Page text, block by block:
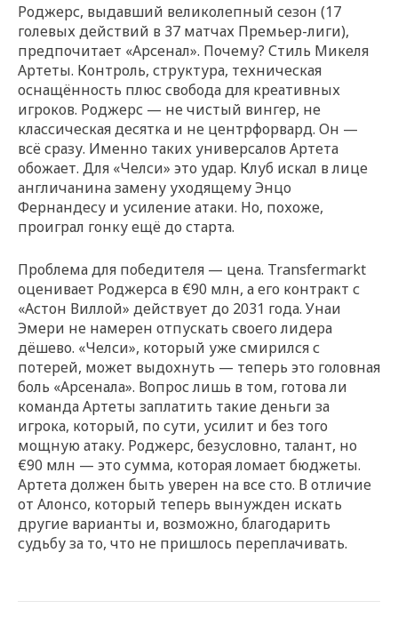
Роджерс, выдавший великолепный сезон (17
голевых действий в 37 матчах Премьер-лиги),
предпочитает «Арсенал». Почему? Стиль Микеля
Артеты. Контроль, структура, техническая
оснащённость плюс свобода для креативных
игроков. Роджерс — не чистый вингер, не
классическая десятка и не центрфорвард. Он —
всё сразу. Именно таких универсалов Артета
обожает. Для «Челси» это удар. Клуб искал в лице
англичанина замену уходящему Энцо
Фернандесу и усиление атаки. Но, похоже,
проиграл гонку ещё до старта.
Проблема для победителя — цена. Transfermarkt
оценивает Роджерса в €90 млн, а его контракт с
«Астон Виллой» действует до 2031 года. Унаи
Эмери не намерен отпускать своего лидера
дёшево. «Челси», который уже смирился с
потерей, может выдохнуть — теперь это головная
боль «Арсенала». Вопрос лишь в том, готова ли
команда Артеты заплатить такие деньги за
игрока, который, по сути, усилит и без того
мощную атаку. Роджерс, безусловно, талант, но
€90 млн — это сумма, которая ломает бюджеты.
Артета должен быть уверен на все сто. В отличие
от Алонсо, который теперь вынужден искать
другие варианты и, возможно, благодарить
судьбу за то, что не пришлось переплачивать.